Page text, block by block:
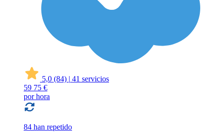
5,0 (84) | 41 servicios
59 75 €
por hora
84 han repetido